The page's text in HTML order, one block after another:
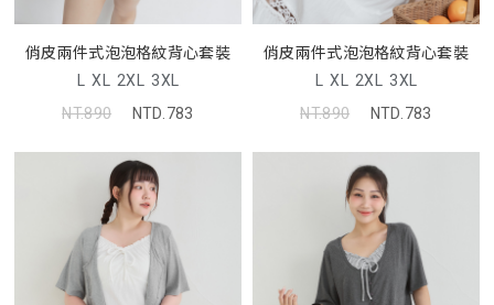
俏皮兩件式泡泡格紋背心套裝
L XL 2XL 3XL
NT.890
NTD.783
俏皮兩件式泡泡格紋背心套裝
L XL 2XL 3XL
NT.890
NTD.783